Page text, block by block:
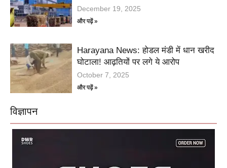
December 19, 2025
और पढ़ें »
Harayana News: होडल मंडी में धान खरीद
घोटाला! आढ़तियों पर लगे ये आरोप
October 7, 2025
और पढ़ें »
विज्ञापन